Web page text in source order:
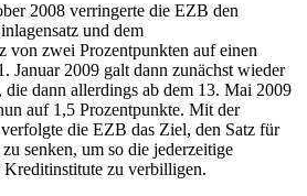
2008 verringerte die EZB den
und dem
von zwei Prozentpunkten auf einen
Januar 2009 galt dann zunächst wieder
die dann allerdings ab dem 13. Mai 2009
auf 1,5 Prozentpunkte. Mit der
die EZB das Ziel, den Satz für
senken, um so die jederzeitige
zu verbilligen.